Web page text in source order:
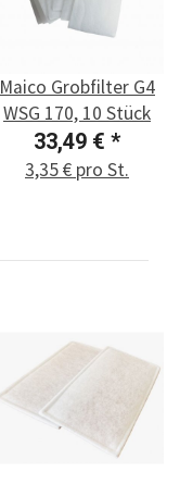
Maico Grobfilter G4
WSG 170, 10 Stück
33,49 € *
3,35 € pro St.